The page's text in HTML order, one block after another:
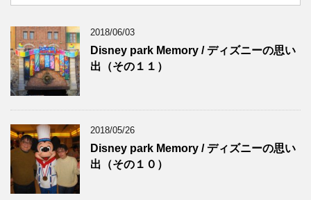
2018/06/03
Disney park Memory / ディズニーの思い
出（その１１）
2018/05/26
Disney park Memory / ディズニーの思い
出（その１０）